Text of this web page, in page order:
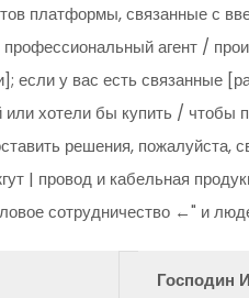
платформы, связанные с
агент /
если у вас есть связанные
или хотели бы купить / чтобы
решения, пожалуйста,
| провод и кабельная
сотрудничество ←" и
Господин